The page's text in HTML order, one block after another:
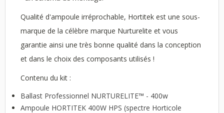
Qualité d'ampoule irréprochable, Hortitek est une sous-
marque de la célèbre marque Nurturelite et vous
garantie ainsi une très bonne qualité dans la conception
et dans le choix des composants utilisés !
Contenu du kit :
Ballast Professionnel NURTURELITE™ - 400w
Ampoule HORTITEK 400W HPS (spectre Horticole